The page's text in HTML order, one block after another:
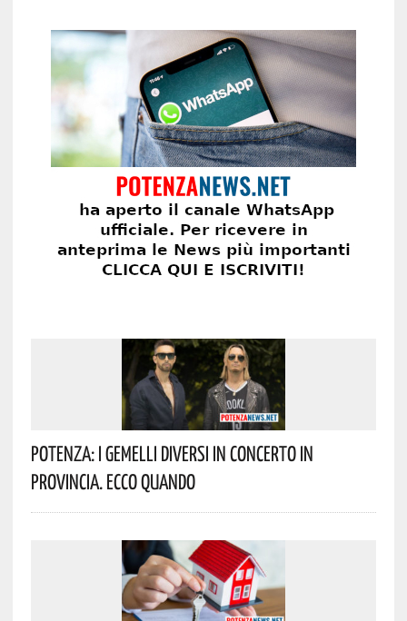
Potenza: I Gemelli DiVersi In Concerto In
Provincia. Ecco Quando